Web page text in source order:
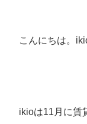
こんにちは。
ikioは11月に賃